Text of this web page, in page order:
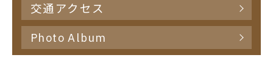
交通アクセス
Photo Album